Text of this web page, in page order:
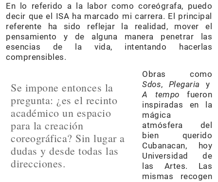
En lo referido a la labor como coreógrafa, puedo
decir que el ISA ha marcado mi carrera. El principal
referente ha sido reflejar la realidad, mover el
pensamiento y de alguna manera penetrar las
esencias de la vida, intentando hacerlas
comprensibles.
Se impone entonces la
pregunta: ¿es el recinto
académico un espacio
para la creación
coreográfica? Sin lugar a
dudas y desde todas las
direcciones.
Obras como
Sdos, Plegaria y
A tempo fueron
inspiradas en la
mágica
atmósfera del
bien querido
Cubanacan, hoy
Universidad de
las Artes. Las
mismas recogen